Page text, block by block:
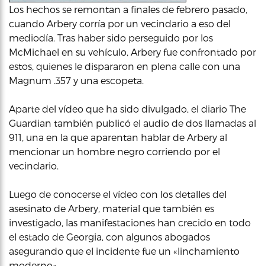
Los hechos se remontan a finales de febrero pasado,
cuando Arbery corría por un vecindario a eso del
mediodía. Tras haber sido perseguido por los
McMichael en su vehículo, Arbery fue confrontado por
estos, quienes le dispararon en plena calle con una
Magnum .357 y una escopeta.
Aparte del vídeo que ha sido divulgado, el diario The
Guardian también publicó el audio de dos llamadas al
911, una en la que aparentan hablar de Arbery al
mencionar un hombre negro corriendo por el
vecindario.
Luego de conocerse el vídeo con los detalles del
asesinato de Arbery, material que también es
investigado, las manifestaciones han crecido en todo
el estado de Georgia, con algunos abogados
asegurando que el incidente fue un «linchamiento